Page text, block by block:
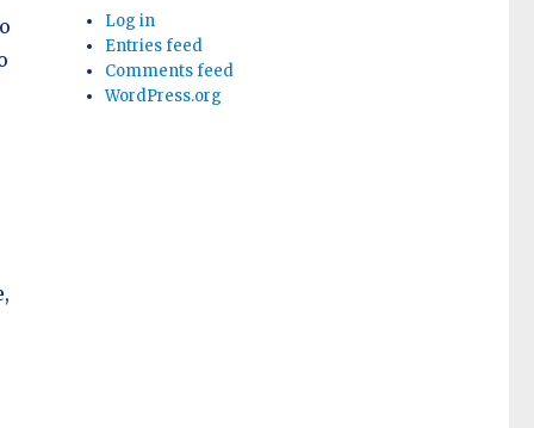
Log in
Entries feed
Comments feed
WordPress.org